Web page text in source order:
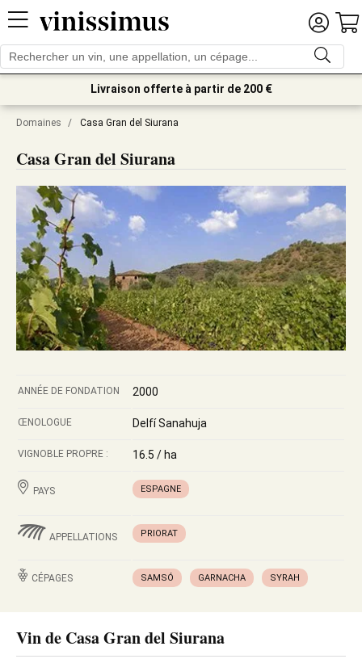
Livraison offerte à partir de 200 €
Domaines / Casa Gran del Siurana
Casa Gran del Siurana
ANNÉE DE FONDATION 2000
ŒNOLOGUE Delfí Sanahuja
VIGNOBLE PROPRE : 16.5 / ha
PAYS ESPAGNE
APPELLATIONS PRIORAT
CÉPAGES SAMSÓ GARNACHA SYRAH
Vin de Casa Gran del Siurana